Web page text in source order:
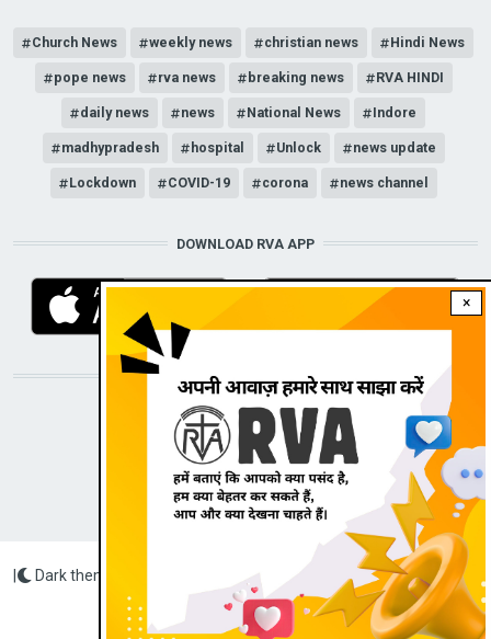
×
Church News weekly news christian news Hindi News
pope news rva news breaking news RVA HINDI
daily news news National News Indore
madhypradesh hospital Unlock news update
Lockdown COVID-19 corona news channel
DOWNLOAD RVA APP
STAY CONNECTED WITH US!
Radio Veritas Asia © 2022
Dark theme